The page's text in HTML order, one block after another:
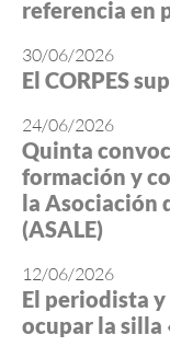
referencia en
30/06/2026
El CORPES
24/06/2026
Quinta
formación y
la Asociación
(ASALE)
12/06/2026
El periodista
ocupar la silla